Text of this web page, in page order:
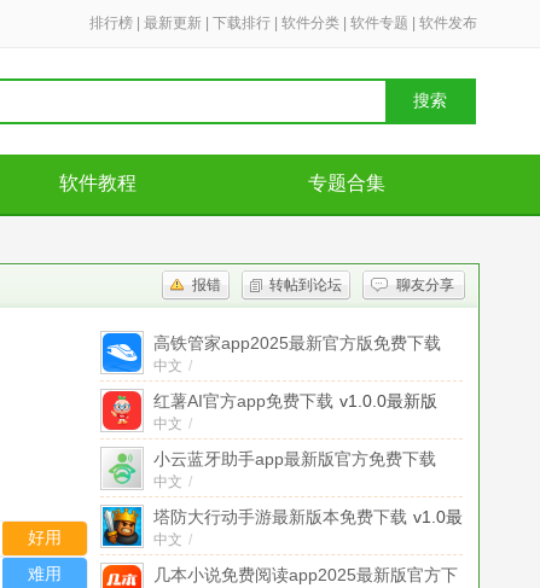
排行榜 最新更新 下载排行 软件分类 软件专题 软件发布
搜索
软件教程 专题合集
报错 转帖到论坛 聊友分享
好用
难用
高铁管家app2025最新官方版免费下载
v8.8.9最新版
中文 /
红薯AI官方app免费下载 v1.0.0最新版
中文 /
小云蓝牙助手app最新版官方免费下载
v4.3.250430最新版
中文 /
塔防大行动手游最新版本免费下载 v1.0最
新版
中文 /
几本小说免费阅读app2025最新版官方下